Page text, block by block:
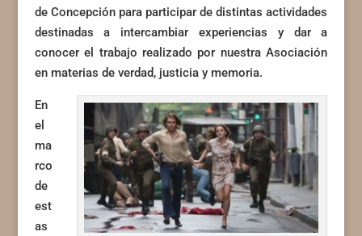
de Concepción para participar de distintas actividades
destinadas a intercambiar experiencias y dar a
conocer el trabajo realizado por nuestra Asociación
en materias de verdad, justicia y memoria.
En
el
ma
rco
de
est
as